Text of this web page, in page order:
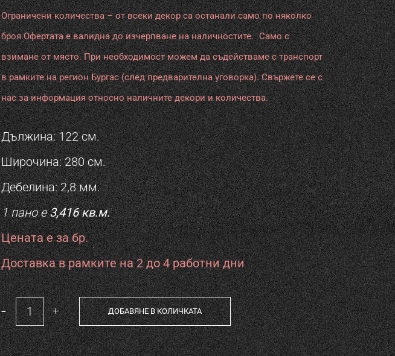
SPS ПОДОВИ НАСТИЛКИ
ТАПИЦИРАНИ ПАНЕЛИ
ШИРОКОФОРМАТНИ СТЕННИ
ПАНЕЛИ
ШИРОКОФОРМАТНИ СТЕННИ
ПАНЕЛИ
Ограничени количества – от всеки декор са останали само по няколко
броя.Офертата е валидна до изчерпване на наличностите. Само с
взимане от място. При необходимост можем да съдействаме с транспорт
в рамките на регион Бургас (след предварителна уговорка). Свържете се с
нас за информация относно наличните декори и количества.
Дължина: 122 см.
Широчина: 280 см.
Дебелина: 2,8 мм.
1 пано е3,416 кв.м.
Цената е за бр.
Доставка в рамките на 2 до 4 работни дни
PVC панел - Calacatta quantity
- + ДОБАВЯНЕ В КОЛИЧКАТА